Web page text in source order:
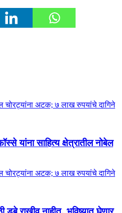
यांना साहित्य क्षेत्रातील नोबेल